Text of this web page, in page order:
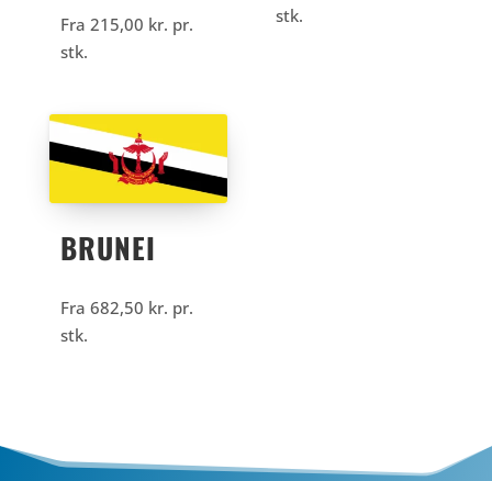
Fra 215,00 kr. pr.
stk.
stk.
BRUNEI
Fra 682,50 kr. pr.
stk.